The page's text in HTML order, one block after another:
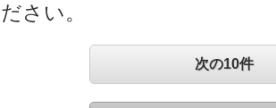
さい。
次の10件